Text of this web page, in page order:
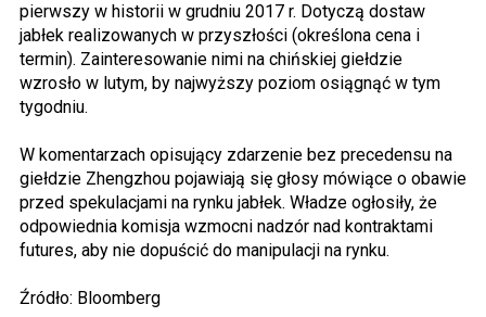
pierwszy w historii w grudniu 2017 r. Dotyczą dostaw
jabłek realizowanych w przyszłości (określona cena i
termin). Zainteresowanie nimi na chińskiej giełdzie
wzrosło w lutym, by najwyższy poziom osiągnąć w tym
tygodniu.
W komentarzach opisujący zdarzenie bez precedensu na
giełdzie Zhengzhou pojawiają się głosy mówiące o obawie
przed spekulacjami na rynku jabłek. Władze ogłosiły, że
odpowiednia komisja wzmocni nadzór nad kontraktami
futures, aby nie dopuścić do manipulacji na rynku.
Źródło: Bloomberg